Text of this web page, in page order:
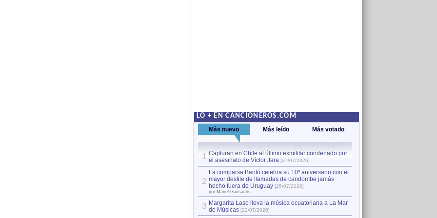
LO + EN CANCIONEROS.COM
Más nuevo Más leído Más votado
1 Capturan en Chile al último exmilitar condenado por
el asesinato de Víctor Jara [27/07/2026]
2
La comparsa Bantú celebra su 10º aniversario con el
mayor desfile de llamadas de candombe jamás
hecho fuera de Uruguay [25/07/2026]
por Manel Gausachs
3 Margarita Laso lleva la música ecuatoriana a La Mar
de Músicas [22/07/2026]